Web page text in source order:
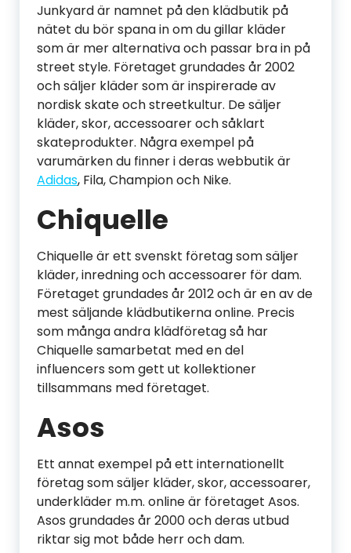
Junkyard är namnet på den klädbutik på
nätet du bör spana in om du gillar kläder
som är mer alternativa och passar bra in på
street style. Företaget grundades år 2002
och säljer kläder som är inspirerade av
nordisk skate och streetkultur. De säljer
kläder, skor, accessoarer och såklart
skateprodukter. Några exempel på
varumärken du finner i deras webbutik är
Adidas, Fila, Champion och Nike.
Chiquelle
Chiquelle är ett svenskt företag som säljer
kläder, inredning och accessoarer för dam.
Företaget grundades år 2012 och är en av de
mest säljande klädbutikerna online. Precis
som många andra klädföretag så har
Chiquelle samarbetat med en del
influencers som gett ut kollektioner
tillsammans med företaget.
Asos
Ett annat exempel på ett internationellt
företag som säljer kläder, skor, accessoarer,
underkläder m.m. online är företaget Asos.
Asos grundades år 2000 och deras utbud
riktar sig mot både herr och dam.